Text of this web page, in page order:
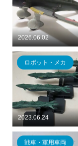
2026.06.02
2023.06.24
ロボット・メカ
戦車・軍用車両